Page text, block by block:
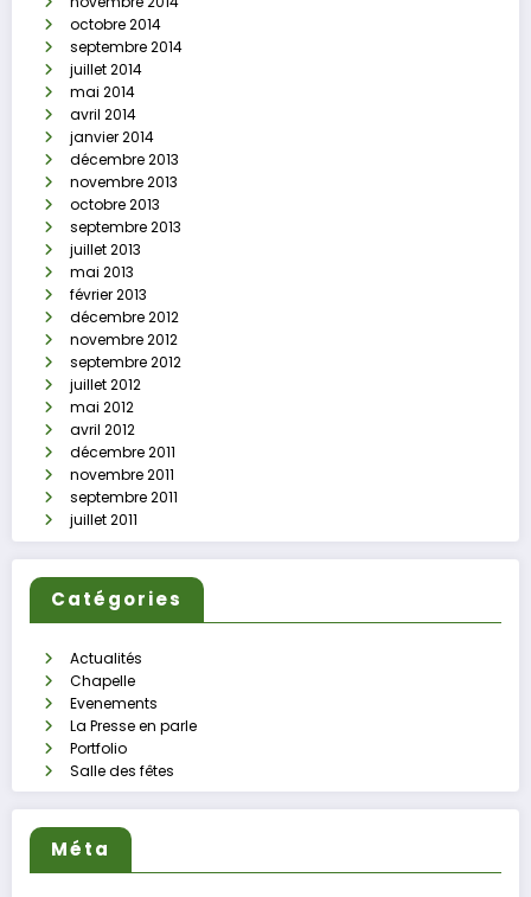
octobre 2014
septembre 2014
juillet 2014
mai 2014
avril 2014
janvier 2014
décembre 2013
novembre 2013
octobre 2013
septembre 2013
juillet 2013
mai 2013
février 2013
décembre 2012
novembre 2012
septembre 2012
juillet 2012
mai 2012
avril 2012
décembre 2011
novembre 2011
septembre 2011
juillet 2011
Catégories
Actualités
Chapelle
Evenements
La Presse en parle
Portfolio
Salle des fêtes
Méta